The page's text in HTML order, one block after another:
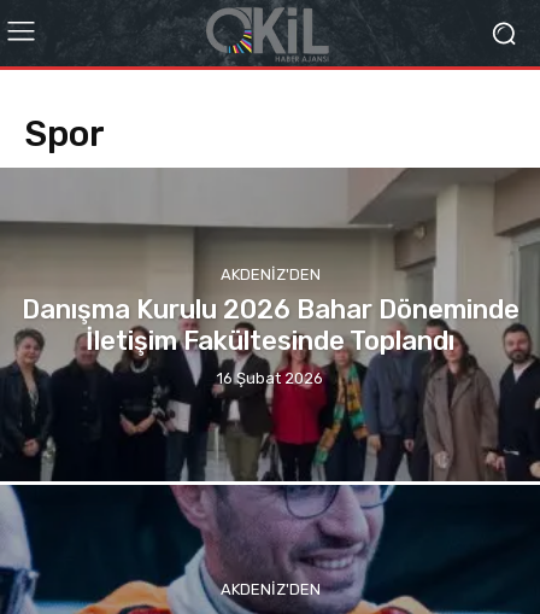
Spor
AKDENIZ'DEN
Danışma Kurulu 2026 Bahar Döneminde
İletişim Fakültesinde Toplandı
16 Şubat 2026
AKDENIZ'DEN